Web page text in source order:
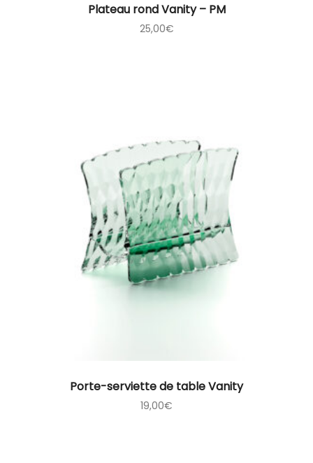
Plateau rond Vanity – PM
25,00€
Porte-serviette de table Vanity
19,00€